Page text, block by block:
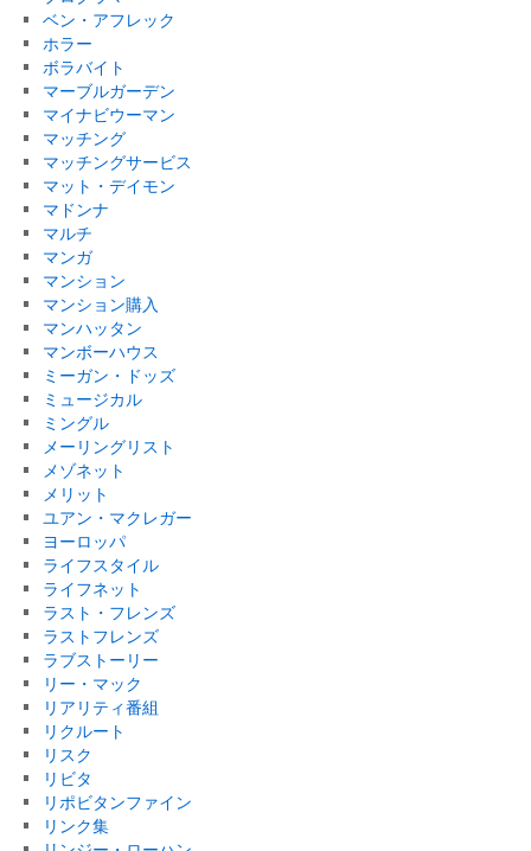
ベン・アフレック
ホラー
ボラバイト
マーブルガーデン
マイナビウーマン
マッチング
マッチングサービス
マット・デイモン
マドンナ
マルチ
マンガ
マンション
マンション購入
マンハッタン
マンボーハウス
ミーガン・ドッズ
ミュージカル
ミングル
メーリングリスト
メゾネット
メリット
ユアン・マクレガー
ヨーロッパ
ライフスタイル
ライフネット
ラスト・フレンズ
ラストフレンズ
ラブストーリー
リー・マック
リアリティ番組
リクルート
リスク
リビタ
リポビタンファイン
リンク集